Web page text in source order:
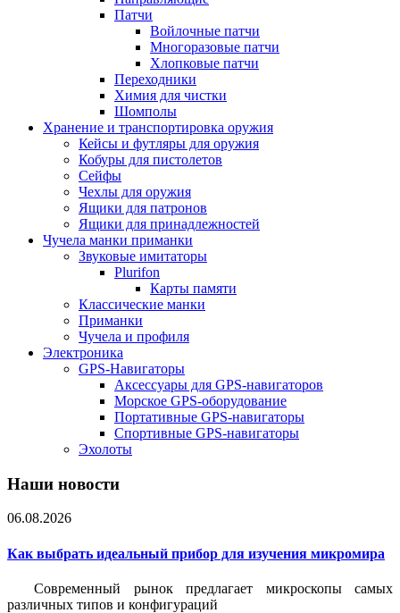
Патчи
Войлочные патчи
Многоразовые патчи
Хлопковые патчи
Переходники
Химия для чистки
Шомполы
Хранение и транспортировка оружия
Кейсы и футляры для оружия
Кобуры для пистолетов
Сейфы
Чехлы для оружия
Ящики для патронов
Ящики для принадлежностей
Чучела манки приманки
Звуковые имитаторы
Plurifon
Карты памяти
Классические манки
Приманки
Чучела и профиля
Электроника
GPS-Навигаторы
Аксессуары для GPS-навигаторов
Морское GPS-оборудование
Портативные GPS-навигаторы
Спортивные GPS-навигаторы
Эхолоты
Наши новости
06.08.2026
Как выбрать идеальный прибор для изучения микромира
Современный рынок предлагает микроскопы самых
различных типов и конфигураций